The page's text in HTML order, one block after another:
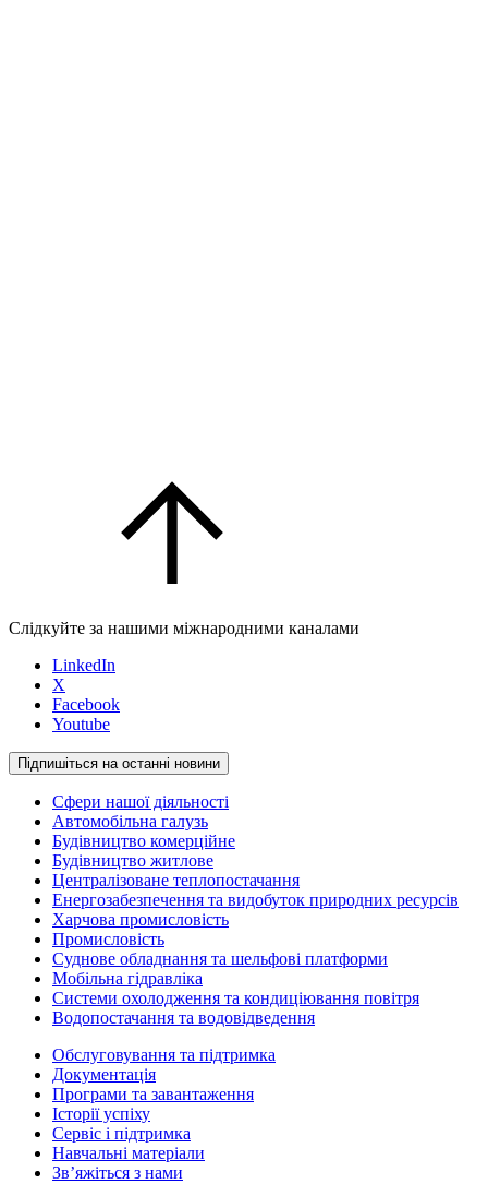
Слідкуйте за нашими міжнародними каналами
LinkedIn
X
Facebook
Youtube
Підпишіться на останні новини
Сфери нашої діяльності
Автомобільна галузь
Будівництво комерційне
Будівництво житлове
Централізоване теплопостачання
Енергозабезпечення та видобуток природних ресурсів
Харчова промисловість
Промисловість
Суднове обладнання та шельфові платформи
Мобільна гідравліка
Системи охолодження та кондиціювання повітря
Водопостачання та водовідведення
Обслуговування та підтримка
Документація
Програми та завантаження
Історії успіху
Сервіс і підтримка
Навчальні матеріали
Зв’яжіться з нами